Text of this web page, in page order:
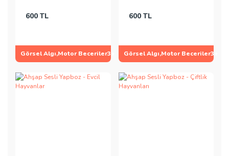
600 TL
Görsel Algı,Motor Beceriler3+
600 TL
Görsel Algı,Motor Beceriler3+